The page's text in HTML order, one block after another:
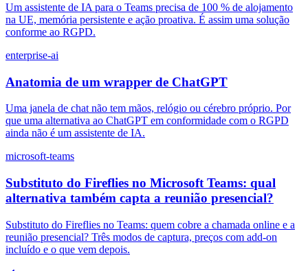
Um assistente de IA para o Teams precisa de 100 % de alojamento
na UE, memória persistente e ação proativa. É assim uma solução
conforme ao RGPD.
enterprise-ai
Anatomia de um wrapper de ChatGPT
Uma janela de chat não tem mãos, relógio ou cérebro próprio. Por
que uma alternativa ao ChatGPT em conformidade com o RGPD
ainda não é um assistente de IA.
microsoft-teams
Substituto do Fireflies no Microsoft Teams: qual
alternativa também capta a reunião presencial?
Substituto do Fireflies no Teams: quem cobre a chamada online e a
reunião presencial? Três modos de captura, preços com add-on
incluído e o que vem depois.